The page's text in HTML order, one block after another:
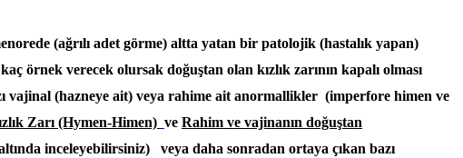
(ağrılı adet görme) altta yatan bir patolojik (hastalık yapan)
örnek verecek olursak doğuştan olan kızlık zarının kapalı olması
vajinal (hazneye ait) veya rahime ait anormallikler (imperfore himen ve
Zarı (Hymen-Himen) ve Rahim ve vajinanın doğuştan
inceleyebilirsiniz) veya daha sonradan ortaya çıkan bazı